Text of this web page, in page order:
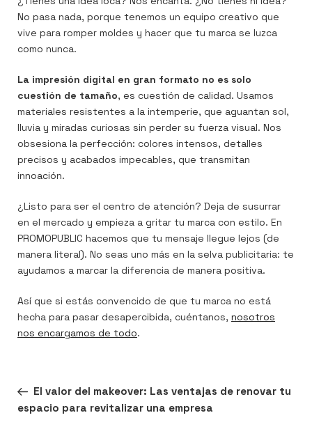
No pasa nada, porque tenemos un equipo creativo que
vive para romper moldes y hacer que tu marca se luzca
como nunca.
La impresión digital en gran formato no es solo
cuestión de tamaño, es cuestión de calidad. Usamos
materiales resistentes a la intemperie, que aguantan sol,
lluvia y miradas curiosas sin perder su fuerza visual. Nos
obsesiona la perfección: colores intensos, detalles
precisos y acabados impecables, que transmitan
innoación.
¿Listo para ser el centro de atención? Deja de susurrar
en el mercado y empieza a gritar tu marca con estilo. En
PROMOPUBLIC hacemos que tu mensaje llegue lejos (de
manera literal). No seas uno más en la selva publicitaria: te
ayudamos a marcar la diferencia de manera positiva.
Así que si estás convencido de que tu marca no está
hecha para pasar desapercibida, cuéntanos, nosotros
nos encargamos de todo.
de
Entrada
anterior:
ANTERIOR
El valor del makeover: Las ventajas de renovar tu
espacio para revitalizar una empresa